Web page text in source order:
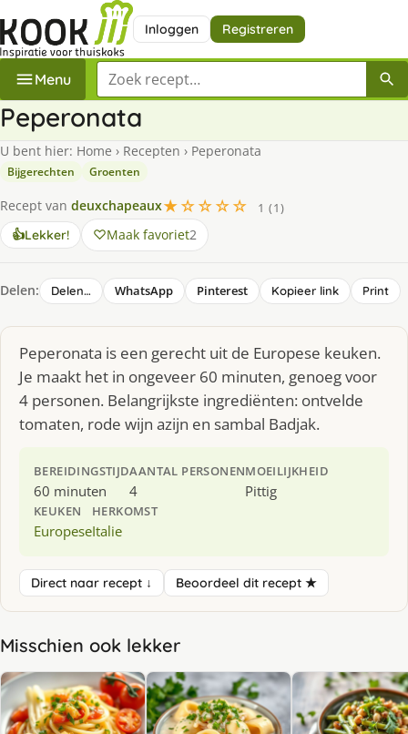
Inloggen Registreren
Menu Zoek een recept
Peperonata
U bent hier: Home › Recepten › Peperonata
Bijgerechten Groenten
Recept van deuxchapeaux★☆☆☆☆
1 (1)
👍Lekker! Maak favoriet2
Delen: Delen… WhatsApp Pinterest Kopieer link Print
Peperonata is een gerecht uit de Europese keuken.
Je maakt het in ongeveer 60 minuten, genoeg voor
4 personen. Belangrijkste ingrediënten: ontvelde
tomaten, rode wijn azijn en sambal Badjak.
BEREIDINGSTIJD
60 minuten
AANTAL PERSONEN
4
MOEILIJKHEID
Pittig
KEUKEN
Europese
HERKOMST
Italie
Direct naar recept ↓ Beoordeel dit recept ★
Misschien ook lekker